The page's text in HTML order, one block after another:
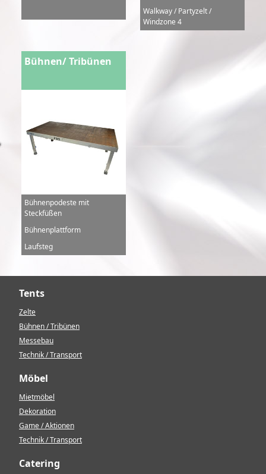
Walkway / Partyzelt /
Windzone 4
Bühnen/ Tribünen
Bühnenpodeste mit
Steckfüßen
Bühnenplattform
Laufsteg
Tents
Zelte
Bühnen / Tribünen
Messebau
Technik / Transport
Möbel
Mietmöbel
Dekoration
Game / Aktionen
Technik / Transport
Catering